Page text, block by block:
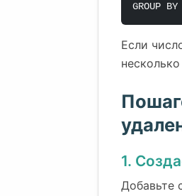
GROUP
Если
1.
Добавьте